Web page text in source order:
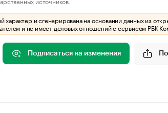
и сгенерирована на основании данных из
и не имеет деловых отношений с сервисом РБК
Подписаться на изменения